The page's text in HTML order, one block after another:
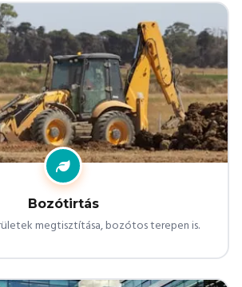
Bozótirtás
megtisztítása, bozótos terepen is.